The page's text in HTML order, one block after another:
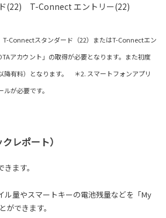
(22) T-Connect エントリー(22)
T-Connectスタンダード（22）またはT-Connectエン
アカウント」の取得が必要となります。また初度
降有料）となります。 ＊2. スマートフォンアプリ
ルが必要です。
レポート）
ます。
ル量やスマートキーの電池残量などを「My
ができます。